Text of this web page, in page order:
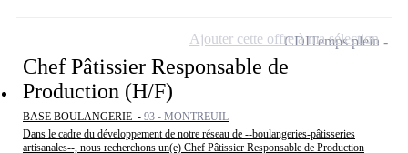
Chef Pâtissier Responsable de
Production (H/F)
BASE BOULANGERIE - 93 - MONTREUIL
Dans le cadre du développement de notre réseau de --boulangeries-pâtisseries
artisanales--, nous recherchons un(e) Chef Pâtissier Responsable de Production
CDITemps plein
Ajouter cette offre à ma sélection